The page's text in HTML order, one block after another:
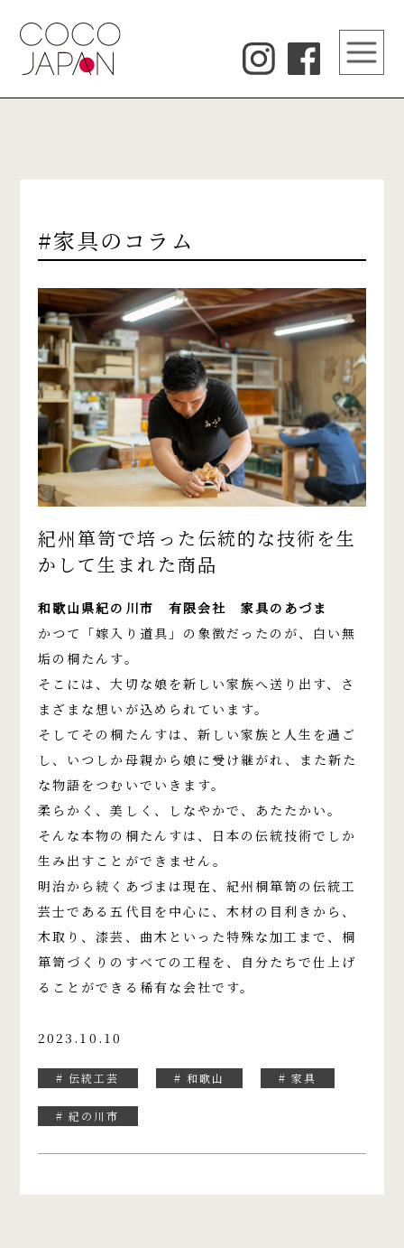
#家具のコラム
紀州箪笥で培った伝統的な技術を生
かして生まれた商品
和歌山県紀の川市 有限会社 家具のあづま
かつて「嫁入り道具」の象徴だったのが、白い無
垢の桐たんす。
そこには、大切な娘を新しい家族へ送り出す、さ
まざまな想いが込められています。
そしてその桐たんすは、新しい家族と人生を過ご
し、いつしか母親から娘に受け継がれ、また新た
な物語をつむいでいきます。
柔らかく、美しく、しなやかで、あたたかい。
そんな本物の桐たんすは、日本の伝統技術でしか
生み出すことができません。
明治から続くあづまは現在、紀州桐箪笥の伝統工
芸士である五代目を中心に、木材の目利きから、
木取り、漆芸、曲木といった特殊な加工まで、桐
箪笥づくりのすべての工程を、自分たちで仕上げ
ることができる稀有な会社です。
2023.10.10
# 伝統工芸 # 和歌山 # 家具
# 紀の川市